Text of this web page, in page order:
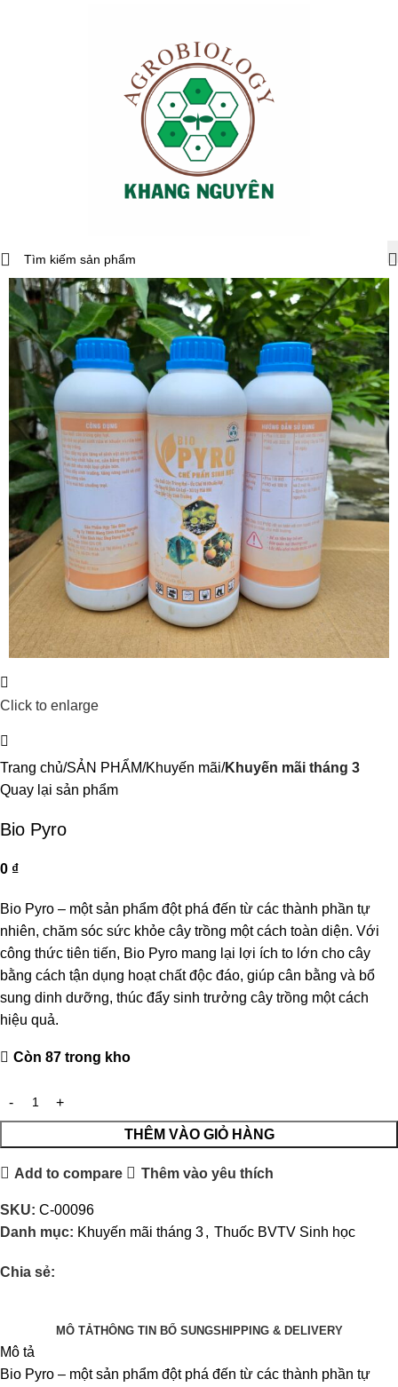
Click to enlarge
Trang chủ SẢN PHẨM Khuyến mãi Khuyến mãi tháng 3
Quay lại sản phẩm
Bio Pyro
0 ₫
Bio Pyro – một sản phẩm đột phá đến từ các thành phần tự
nhiên, chăm sóc sức khỏe cây trồng một cách toàn diện. Với
công thức tiên tiến, Bio Pyro mang lại lợi ích to lớn cho cây
bằng cách tận dụng hoạt chất độc đáo, giúp cân bằng và bổ
sung dinh dưỡng, thúc đẩy sinh trưởng cây trồng một cách
hiệu quả.
Còn 87 trong kho
THÊM VÀO GIỎ HÀNG
Add to compare Thêm vào yêu thích
SKU: C-00096
Danh mục: Khuyến mãi tháng 3, Thuốc BVTV Sinh học
Chia sẻ:
MÔ TẢTHÔNG TIN BỔ SUNGSHIPPING & DELIVERY
Mô tả
Bio Pyro – một sản phẩm đột phá đến từ các thành phần tự